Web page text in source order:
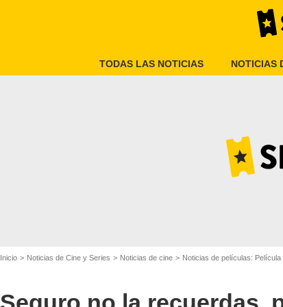
TODAS LAS NOTICIAS NOTICIAS
Inicio Noticias de Cine y Series Noticias de cine Noticias de películas: